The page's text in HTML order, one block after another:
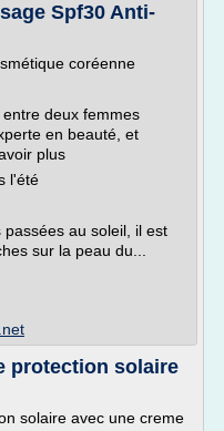
Spf30 Anti-
coréenne
deux femmes
en beauté, et
plus
l'été
au soleil, il est
sur la peau du...
protection solaire
solaire avec une creme